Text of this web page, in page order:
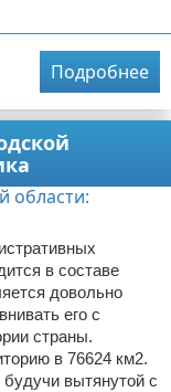
Подробнее
в составе
довольно
его с
страны.
в 76624 км2.
вытянутой с